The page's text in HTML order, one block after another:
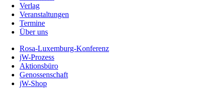
Verlag
Veranstaltungen
Termine
Über uns
Rosa-Luxemburg-Konferenz
jW-Prozess
Aktionsbüro
Genossenschaft
jW-Shop